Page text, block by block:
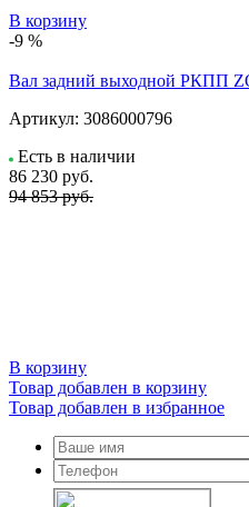
В корзину
-9 %
Вал задний выходной РКПП
Артикул: 3086000796
Есть в наличии
86 230 руб.
94 853 руб.
В корзину
Товар добавлен в корзину
Товар добавлен в избранное